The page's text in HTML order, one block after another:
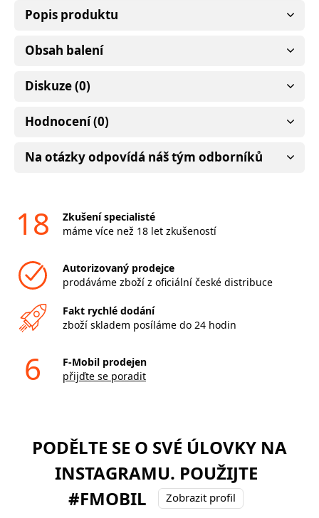
Popis produktu
Obsah balení
Diskuze (0)
Hodnocení (0)
Na otázky odpovídá náš tým odborníků
18
Zkušení specialisté
máme více než 18 let zkušeností
Autorizovaný prodejce
prodáváme zboží z oficiální české distribuce
Fakt rychlé dodání
zboží skladem posíláme do 24 hodin
6
F-Mobil prodejen
přijďte se poradit
PODĚLTE SE O SVÉ ÚLOVKY NA
INSTAGRAMU. POUŽIJTE
#FMOBIL
Zobrazit profil